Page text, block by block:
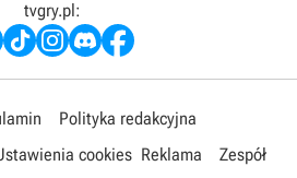
tvgry.pl:
Polityka redakcyjna
cookies Reklama
Zespół